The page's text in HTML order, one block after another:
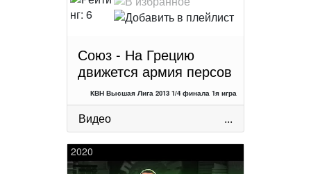
Союз - На Грецию
движется армия персов
КВН Высшая Лига 2013 1/4 финала 1я игра
Видео ...
2020